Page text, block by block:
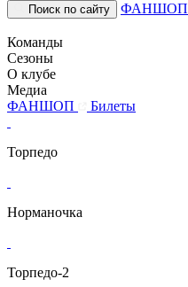
Поиск по сайту ФАНШОП
Команды
Сезоны
О клубе
Медиа
ФАНШОП
Билеты
Торпедо
Норманочка
Торпедо-2